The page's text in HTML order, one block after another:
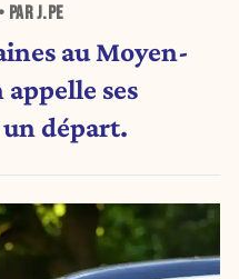
• PAR J.PE
au Moyen-
ses
un départ.